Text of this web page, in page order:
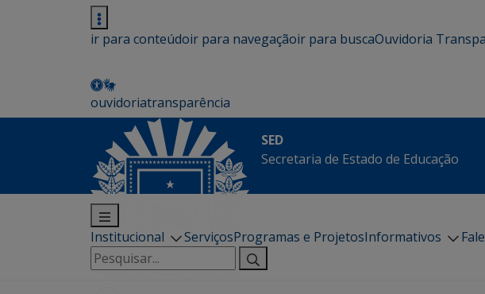
ir para conteúdoir para navegaçãoir para buscaOuvidoria
ouvidoriatransparência
SED
Secretaria de Estado de Educação
Institucional ServiçosProgramas e ProjetosInformativos
Pesquisar
por: